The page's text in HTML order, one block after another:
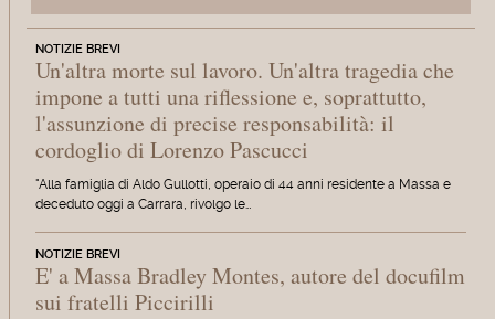
NOTIZIE BREVI
Un'altra morte sul lavoro. Un'altra tragedia che
impone a tutti una riflessione e, soprattutto,
l'assunzione di precise responsabilità: il
cordoglio di Lorenzo Pascucci
"Alla famiglia di Aldo Gullotti, operaio di 44 anni residente a Massa e
deceduto oggi a Carrara, rivolgo le…
NOTIZIE BREVI
E' a Massa Bradley Montes, autore del docufilm
sui fratelli Piccirilli